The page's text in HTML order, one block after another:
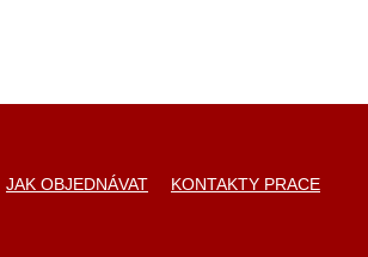
JAK OBJEDNÁVAT KONTAKTY PRACE